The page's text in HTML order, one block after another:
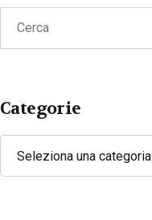
Categorie
Seleziona una categoria